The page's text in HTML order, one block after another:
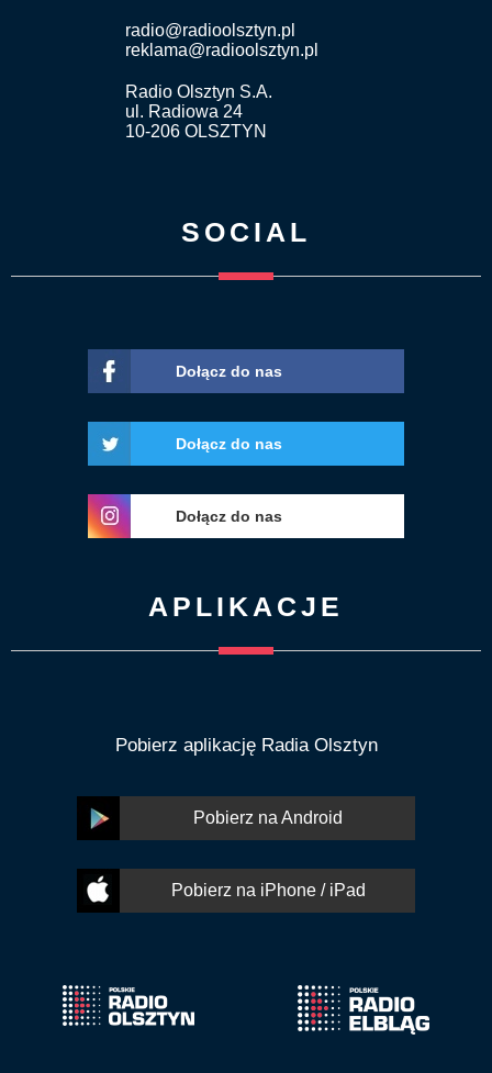
radio@radioolsztyn.pl
reklama@radioolsztyn.pl
Radio Olsztyn S.A.
ul. Radiowa 24
10-206 OLSZTYN
SOCIAL
Dołącz do nas
Dołącz do nas
Dołącz do nas
APLIKACJE
Pobierz aplikację Radia Olsztyn
Pobierz na Android
Pobierz na iPhone / iPad